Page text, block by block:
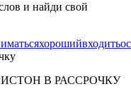
и найди свой
хорошийвходить
В РАССРОЧКУ